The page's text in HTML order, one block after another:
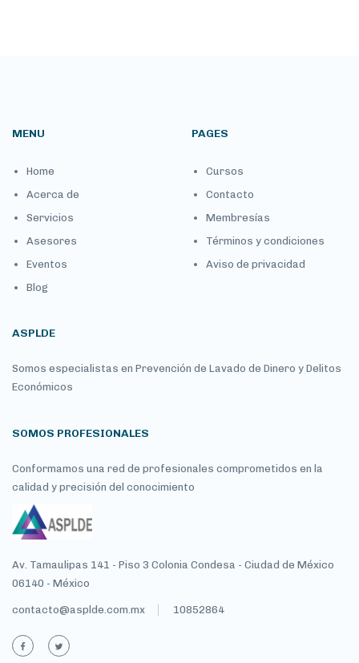
MENU
Home
Acerca de
Servicios
Asesores
Eventos
Blog
PAGES
Cursos
Contacto
Membresías
Términos y condiciones
Aviso de privacidad
ASPLDE
Somos especialistas en Prevención de Lavado de Dinero y Delitos
Económicos
SOMOS PROFESIONALES
Conformamos una red de profesionales comprometidos en la
calidad y precisión del conocimiento
Av. Tamaulipas 141 - Piso 3 Colonia Condesa - Ciudad de México
06140 - México
contacto@asplde.com.mx 10852864